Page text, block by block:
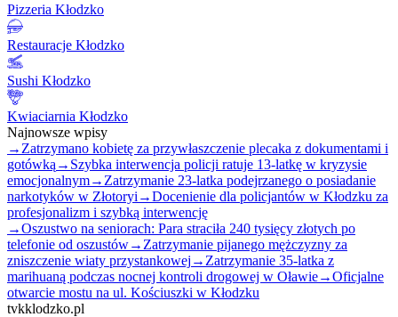
Pizzeria Kłodzko
Restauracje Kłodzko
Sushi Kłodzko
Kwiaciarnia Kłodzko
Najnowsze wpisy
→ Zatrzymano kobietę za przywłaszczenie plecaka z dokumentami i
gotówką → Szybka interwencja policji ratuje 13-latkę w kryzysie
emocjonalnym→ Zatrzymanie 23-latka podejrzanego o posiadanie
narkotyków w Złotoryi →Docenienie dla policjantów w Kłodzku za
profesjonalizm i szybką interwencję
→Oszustwo na seniorach: Para straciła 240 tysięcy złotych po
telefonie od oszustów→ Zatrzymanie pijanego mężczyzny za
zniszczenie wiaty przystankowej → Zatrzymanie 35-latka z
marihuaną podczas nocnej kontroli drogowej w Oławie→Oficjalne
otwarcie mostu na ul. Kościuszki w Kłodzku
tvkklodzko.pl